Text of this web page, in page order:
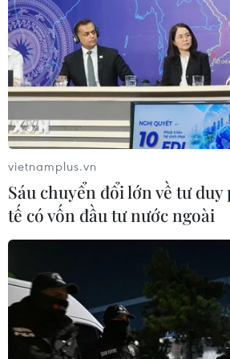
Tàu chở hàng của Thổ Nhĩ Kỳ bị
công trên Biển Đen
04/08/2026 05:54
EU đối đầu về chủ quyền số?
04/08/2026 04:13
Máy bay chở khách nội địa đầu
của Nga hoàn tất chuyến bay thử
nghiệm
04/08/2026 01:25
vietnamplus.vn
Sáu chuyển đổi lớn về tư
tế có vốn đầu tư nước ngoài